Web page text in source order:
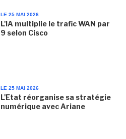
LE 25 MAI 2026
L'IA multiplie le trafic WAN par
9 selon Cisco
LE 25 MAI 2026
L'Etat réorganise sa stratégie
numérique avec Ariane